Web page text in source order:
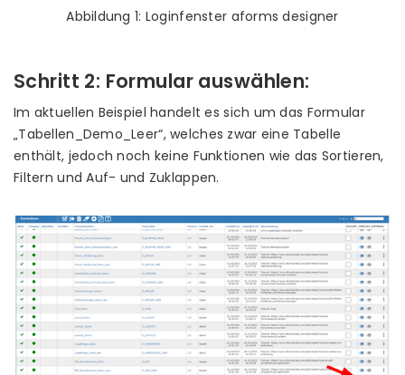
Abbildung 1: Loginfenster aforms designer
Schritt 2: Formular auswählen:
Im aktuellen Beispiel handelt es sich um das Formular
„Tabellen_Demo_Leer“, welches zwar eine Tabelle
enthält, jedoch noch keine Funktionen wie das Sortieren,
Filtern und Auf- und Zuklappen.